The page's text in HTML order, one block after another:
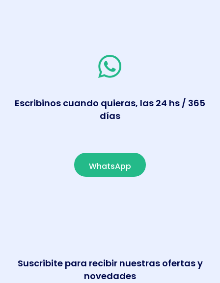
Escribinos cuando quieras, las 24 hs / 365
días
WhatsApp
Suscribite para recibir nuestras ofertas y
novedades